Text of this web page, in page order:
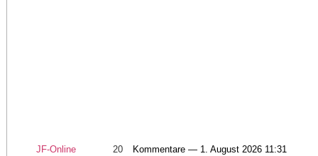
JF-Online 20 Kommentare — 1. August 2026 11:31